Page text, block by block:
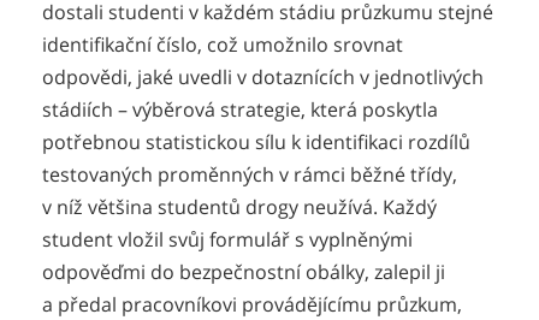
dostali studenti v každém stádiu průzkumu stejné
identifikační číslo, což umožnilo srovnat
odpovědi, jaké uvedli v dotaznících v jednotlivých
stádiích – výběrová strategie, která poskytla
potřebnou statistickou sílu k identifikaci rozdílů
testovaných proměnných v rámci běžné třídy,
v níž většina studentů drogy neužívá. Každý
student vložil svůj formulář s vyplněnými
odpověďmi do bezpečnostní obálky, zalepil ji
a předal pracovníkovi provádějícímu průzkum,